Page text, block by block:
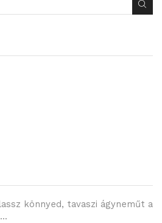
könnyed, tavaszi ágyneműt a